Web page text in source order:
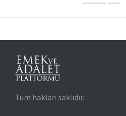
Tüm hakları saklıdır.